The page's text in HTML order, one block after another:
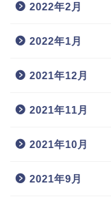
2022年2月
2022年1月
2021年12月
2021年11月
2021年10月
2021年9月